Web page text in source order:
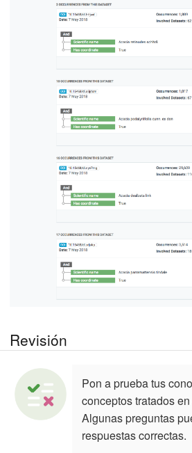
Revisión
Pon a prueba tus
conceptos tratados
Algunas preguntas
respuestas correctas.